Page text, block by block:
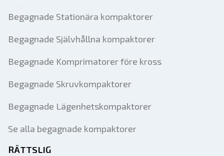
Begagnade Stationära kompaktorer
Begagnade Självhållna kompaktorer
Begagnade Komprimatorer före kross
Begagnade Skruvkompaktorer
Begagnade Lägenhetskompaktorer
Se alla begagnade kompaktorer
RÄTTSLIG